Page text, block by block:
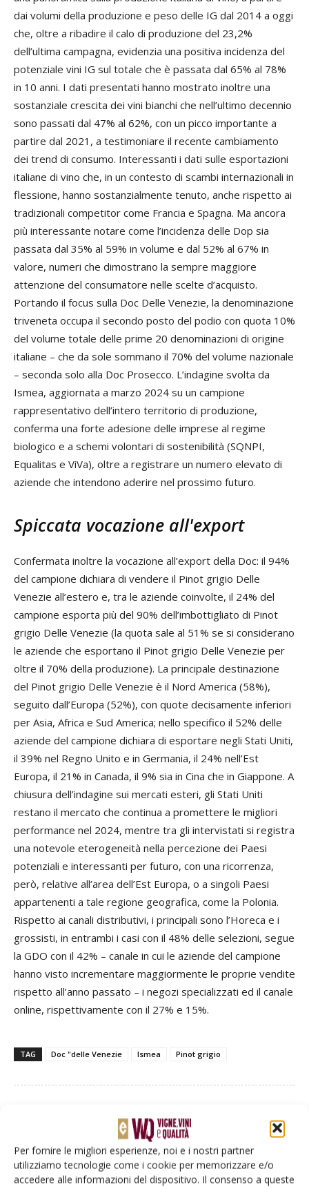
Per fornire le migliori esperienze, noi e i nostri partner
utilizziamo tecnologie come i cookie per memorizzare e/o
accedere alle informazioni del dispositivo. Il consenso a queste
dai volumi della produzione e peso delle IG dal 2014 a oggi
che, oltre a ribadire il calo di produzione del 23,2%
dell’ultima campagna, evidenzia una positiva incidenza del
potenziale vini IG sul totale che è passata dal 65% al 78%
in 10 anni. I dati presentati hanno mostrato inoltre una
sostanziale crescita dei vini bianchi che nell’ultimo decennio
sono passati dal 47% al 62%, con un picco importante a
partire dal 2021, a testimoniare il recente cambiamento
dei trend di consumo. Interessanti i dati sulle esportazioni
italiane di vino che, in un contesto di scambi internazionali in
flessione, hanno sostanzialmente tenuto, anche rispetto ai
tradizionali competitor come Francia e Spagna. Ma ancora
più interessante notare come l’incidenza delle Dop sia
passata dal 35% al 59% in volume e dal 52% al 67% in
valore, numeri che dimostrano la sempre maggiore
attenzione del consumatore nelle scelte d’acquisto.
Portando il focus sulla Doc Delle Venezie, la denominazione
triveneta occupa il secondo posto del podio con quota 10%
del volume totale delle prime 20 denominazioni di origine
italiane – che da sole sommano il 70% del volume nazionale
– seconda solo alla Doc Prosecco. L’indagine svolta da
Ismea, aggiornata a marzo 2024 su un campione
rappresentativo dell’intero territorio di produzione,
conferma una forte adesione delle imprese al regime
biologico e a schemi volontari di sostenibilità (SQNPI,
Equalitas e ViVa), oltre a registrare un numero elevato di
aziende che intendono aderire nel prossimo futuro.
Spiccata vocazione all'export
Confermata inoltre la vocazione all’export della Doc: il 94%
del campione dichiara di vendere il Pinot grigio Delle
Venezie all’estero e, tra le aziende coinvolte, il 24% del
campione esporta più del 90% dell’imbottigliato di Pinot
grigio Delle Venezie (la quota sale al 51% se si considerano
le aziende che esportano il Pinot grigio Delle Venezie per
oltre il 70% della produzione). La principale destinazione
del Pinot grigio Delle Venezie è il Nord America (58%),
seguito dall’Europa (52%), con quote decisamente inferiori
per Asia, Africa e Sud America; nello specifico il 52% delle
aziende del campione dichiara di esportare negli Stati Uniti,
il 39% nel Regno Unito e in Germania, il 24% nell’Est
Europa, il 21% in Canada, il 9% sia in Cina che in Giappone. A
chiusura dell’indagine sui mercati esteri, gli Stati Uniti
restano il mercato che continua a promettere le migliori
performance nel 2024, mentre tra gli intervistati si registra
una notevole eterogeneità nella percezione dei Paesi
potenziali e interessanti per futuro, con una ricorrenza,
però, relative all’area dell’Est Europa, o a singoli Paesi
appartenenti a tale regione geografica, come la Polonia.
Rispetto ai canali distributivi, i principali sono l’Horeca e i
grossisti, in entrambi i casi con il 48% delle selezioni, segue
la GDO con il 42% – canale in cui le aziende del campione
hanno visto incrementare maggiormente le proprie vendite
rispetto all’anno passato – i negozi specializzati ed il canale
online, rispettivamente con il 27% e 15%.
TAG Doc "delle Venezie Ismea Pinot grigio
Twitter
Articoli correlati